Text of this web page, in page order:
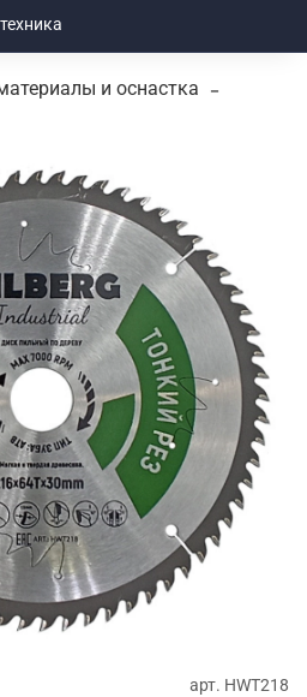
и оснастка
арт. HWT218